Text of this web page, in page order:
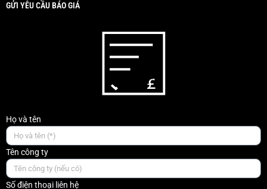
GỬI YÊU CẦU BÁO GIÁ
Họ và tên
Tên công ty
Số điện thoại liên hệ